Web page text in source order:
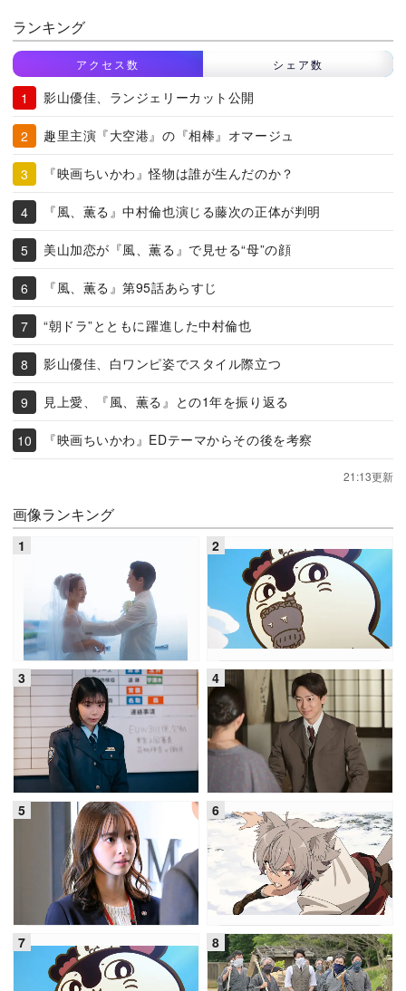
ランキング
アクセス数 シェア数
影山優佳、ランジェリーカット公開
趣里主演『大空港』の『相棒』オマージュ
『映画ちいかわ』怪物は誰が生んだのか？
『風、薫る』中村倫也演じる藤次の正体が判明
美山加恋が『風、薫る』で見せる“母”の顔
『風、薫る』第95話あらすじ
“朝ドラ”とともに躍進した中村倫也
影山優佳、白ワンピ姿でスタイル際立つ
見上愛、『風、薫る』との1年を振り返る
『映画ちいかわ』EDテーマからその後を考察
21:13更新
画像ランキング